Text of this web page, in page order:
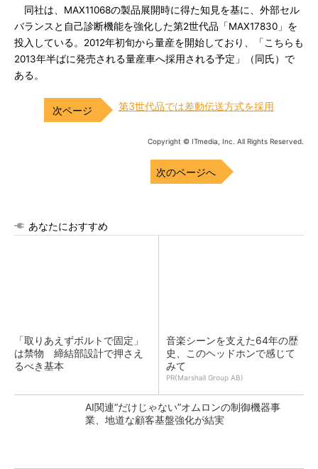
同社は、MAX11068の製品展開時に得た知見を基に、外部セル
バランスと自己診断機能を強化した第2世代品「MAX17830」を
投入している。2012年初旬から量産を開始しており、「こちらも
2013年半ばに発売される量産車へ採用される予定」（同氏）で
ある。
第3世代品では差動伝送方式を採用
Copyright © ITmedia, Inc. All Rights Reserved.
次のページへ
あなたにおすすめ
「取りあえずボルトで固定」
は禁物 締結部設計で押さえ
るべき基本
音楽シーンを支えた64年の歴
史、このヘッドホンで感じて
みて
PR(Marshall Group AB)
AI関連“だけじゃない”オムロンの制御機器事
業、地道な顧客基盤強化が結実